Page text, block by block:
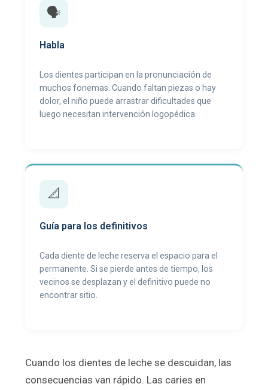
🗣️
Habla
Los dientes participan en la pronunciación de
muchos fonemas. Cuando faltan piezas o hay
dolor, el niño puede arrastrar dificultades que
luego necesitan intervención logopédica.
📐
Guía para los definitivos
Cada diente de leche reserva el espacio para el
permanente. Si se pierde antes de tiempo, los
vecinos se desplazan y el definitivo puede no
encontrar sitio.
Cuando los dientes de leche se descuidan, las
consecuencias van rápido. Las caries en